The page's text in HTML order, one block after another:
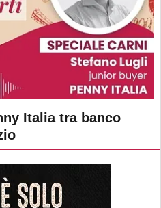
Italia tra banco